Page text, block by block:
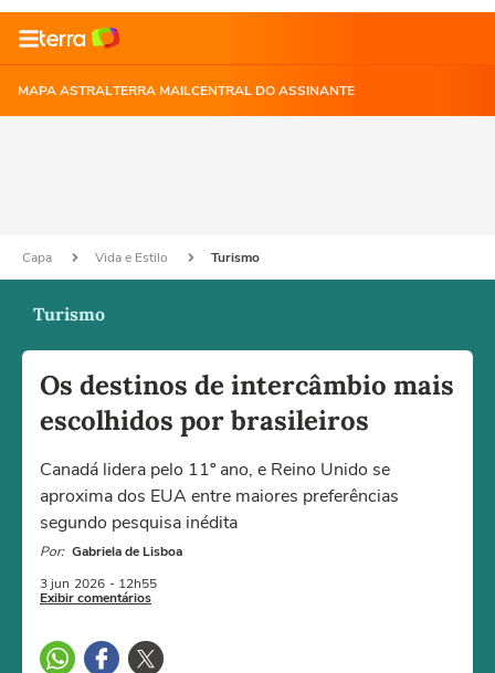
MAPA ASTRALTERRA MAILCENTRAL DO ASSINANTE
Capa Vida e Estilo Turismo
Turismo
Os destinos de intercâmbio mais
escolhidos por brasileiros
Canadá lidera pelo 11º ano, e Reino Unido se
aproxima dos EUA entre maiores preferências
segundo pesquisa inédita
Por: Gabriela de Lisboa
3 jun 2026 - 12h55
Exibir comentários